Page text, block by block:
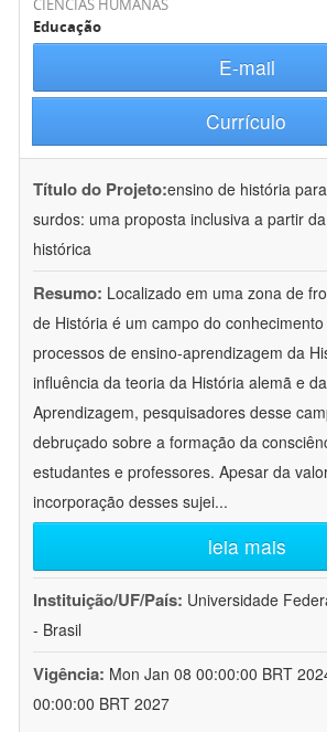
CIÊNCIAS HUMANAS
Educação
E-mail
Currículo
Título do Projeto:ensino de história
surdos: uma proposta inclusiva a partir
histórica
Resumo: Localizado em uma zona de
de História é um campo do
processos de ensino-aprendizagem da
influência da teoria da História alemã e
Aprendizagem, pesquisadores desse
debruçado sobre a formação da
estudantes e professores. Apesar da
incorporação desses sujei...
leia mais
Instituição/UF/País: Universidade
- Brasil
Vigência: Mon Jan 08 00:00:00 BRT
00:00:00 BRT 2027